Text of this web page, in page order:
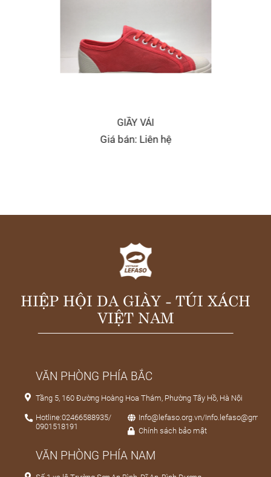
GIẦY VẢI
Giá bán: Liên hệ
HIỆP HỘI DA GIÀY - TÚI XÁCH
VIỆT NAM
VĂN PHÒNG PHÍA BẮC
Tầng 5, 160 Đường Hoàng Hoa Thám, Phường Tây Hồ, Hà Nội
Hotline:02466588935/
0901518191
Info@lefaso.org.vn/
Chính sách bảo mật
VĂN PHÒNG PHÍA NAM